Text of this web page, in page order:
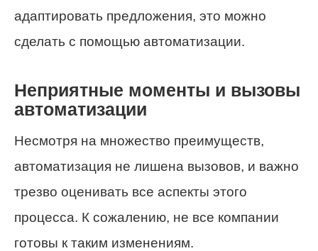
адаптировать предложения, это можно
сделать с помощью автоматизации.
Неприятные моменты и вызовы
автоматизации
Несмотря на множество преимуществ,
автоматизация не лишена вызовов, и важно
трезво оценивать все аспекты этого
процесса. К сожалению, не все компании
готовы к таким изменениям.